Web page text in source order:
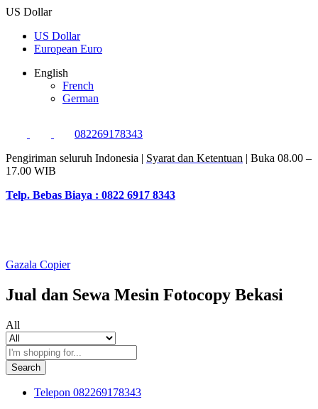
US Dollar
US Dollar
European Euro
English
French
German
082269178343
Pengiriman seluruh Indonesia | Syarat dan Ketentuan | Buka 08.00 –
17.00 WIB
Telp. Bebas Biaya : 0822 6917 8343
Gazala Copier
Jual dan Sewa Mesin Fotocopy Bekasi
All
Search
Telepon 082269178343